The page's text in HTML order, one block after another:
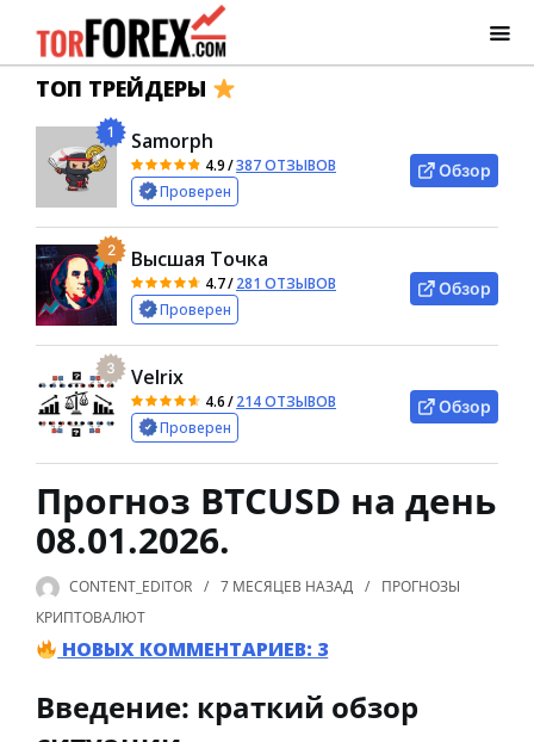
ТОП ТРЕЙДЕРЫ
1 Samorph
4.9/387 ОТЗЫВОВ
Проверен
Обзор
2 Высшая Точка
4.7/281 ОТЗЫВОВ
Проверен
Обзор
3 Velrix
4.6/214 ОТЗЫВОВ
Проверен
Обзор
Прогноз BTCUSD на день
08.01.2026.
CONTENT_EDITOR 7 МЕСЯЦЕВ НАЗАД
ПРОГНОЗЫ
КРИПТОВАЛЮТ
НОВЫХ КОММЕНТАРИЕВ: 3
Введение: краткий обзор